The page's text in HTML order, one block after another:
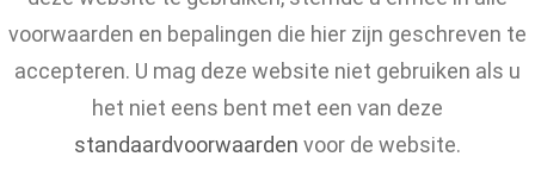
voorwaarden en bepalingen die hier zijn geschreven te
accepteren. U mag deze website niet gebruiken als u
het niet eens bent met een van deze
standaardvoorwaarden voor de website.